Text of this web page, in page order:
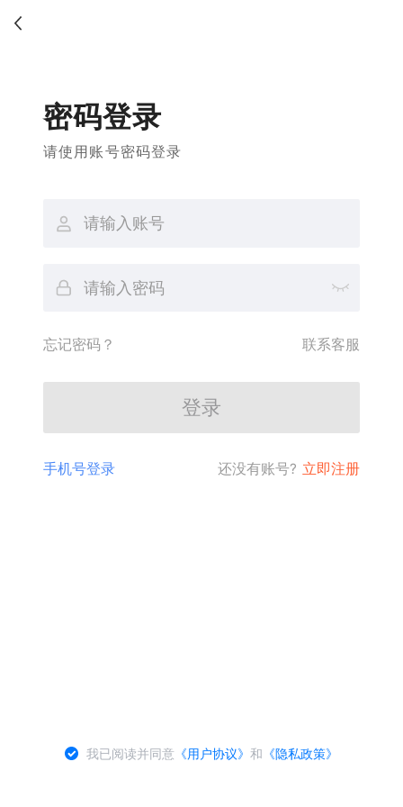
密码登录
请使用账号密码登录
忘记密码？ 联系客服
登录
手机号登录 还没有账号? 立即注册
我已阅读并同意 《用户协议》和 《隐私政策》